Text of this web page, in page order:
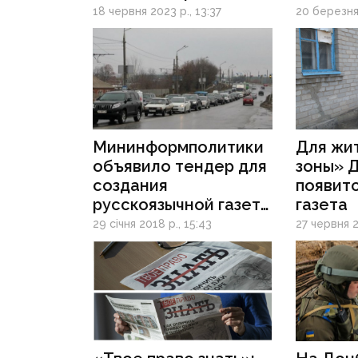
видання для ВПО
з Донбасу
18 червня 2023 р., 13:37
Схід»
20
Мининформполитики
объявило тендер для
создания
русскоязычной газеты
на Донбассе
29 січня 2018 р., 15:43
Для
зоны»
газета
27 червня